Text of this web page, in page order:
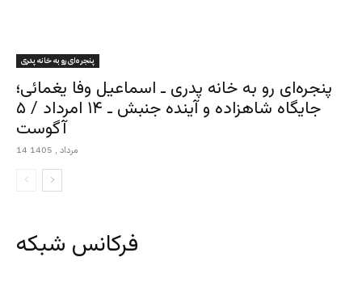
پنجره‌ای رو به خانه پدری
پنجره‌ای رو به خانه پدری ـ اسماعیل وفا یغمائی؛
جایگاه شاهزاده و آینده جنبش ـ ۱۴ امرداد / ۵
آگوست
14 مرداد , 1405
فرکانس شبکه